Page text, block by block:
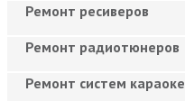
Ремонт ресиверов
Ремонт радиотюнеров
Ремонт систем караоке